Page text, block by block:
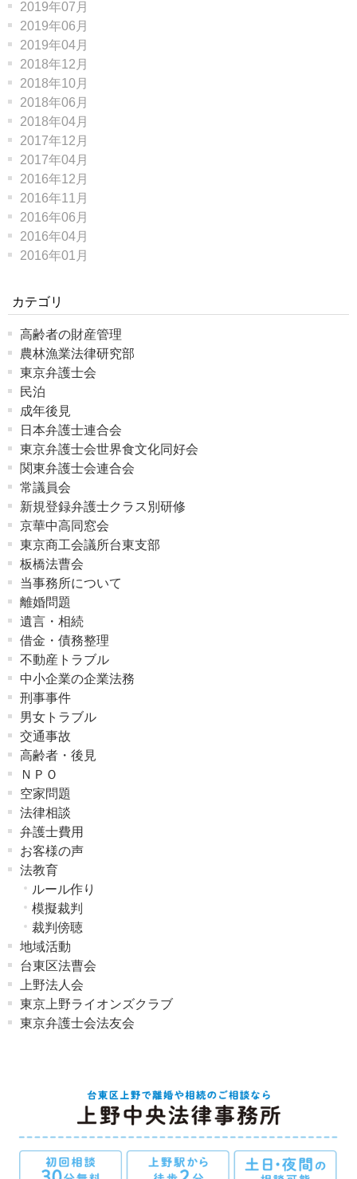
2019年07月
2019年06月
2019年04月
2018年12月
2018年10月
2018年06月
2018年04月
2017年12月
2017年04月
2016年12月
2016年11月
2016年06月
2016年04月
2016年01月
カテゴリ
高齢者の財産管理
農林漁業法律研究部
東京弁護士会
民泊
成年後見
日本弁護士連合会
東京弁護士会世界食文化同好会
関東弁護士会連合会
常議員会
新規登録弁護士クラス別研修
京華中高同窓会
東京商工会議所台東支部
板橋法曹会
当事務所について
離婚問題
遺言・相続
借金・債務整理
不動産トラブル
中小企業の企業法務
刑事事件
男女トラブル
交通事故
高齢者・後見
ＮＰＯ
空家問題
法律相談
弁護士費用
お客様の声
法教育
ルール作り
模擬裁判
裁判傍聴
地域活動
台東区法曹会
上野法人会
東京上野ライオンズクラブ
東京弁護士会法友会